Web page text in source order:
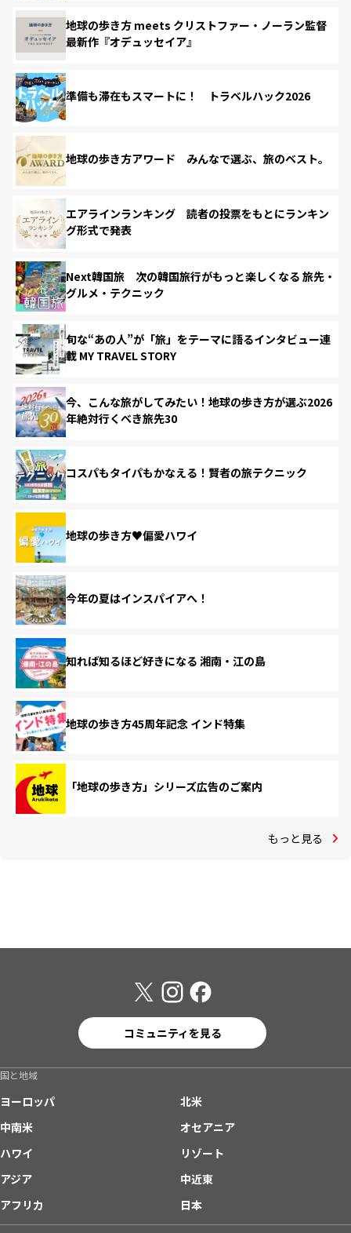
地球の歩き方 meets クリストファー・ノーラン監督
最新作『オデュッセイア』
準備も滞在もスマートに！ トラベルハック2026
地球の歩き方アワード みんなで選ぶ、旅のベスト。
エアラインランキング 読者の投票をもとにランキン
グ形式で発表
Next韓国旅 次の韓国旅行がもっと楽しくなる 旅先・
グルメ・テクニック
旬な“あの人”が「旅」をテーマに語るインタビュー連
載 MY TRAVEL STORY
今、こんな旅がしてみたい！地球の歩き方が選ぶ2026
年絶対行くべき旅先30
コスパもタイパもかなえる！賢者の旅テクニック
地球の歩き方♥偏愛ハワイ
今年の夏はインスパイアへ！
知れば知るほど好きになる 湘南・江の島
地球の歩き方45周年記念 インド特集
「地球の歩き方」シリーズ広告のご案内
もっと見る
コミュニティを見る
国と地域
ヨーロッパ
北米
中南米
オセアニア
ハワイ
リゾート
アジア
中近東
アフリカ
日本